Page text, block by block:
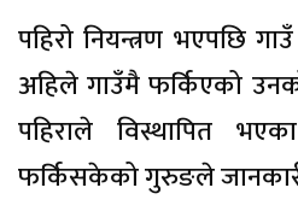
पहिरो नियन्त्रण भएपछि
अहिले गाउँमै फर्किएको
पहिराले विस्थापित
फर्किसकेको गुरुङले